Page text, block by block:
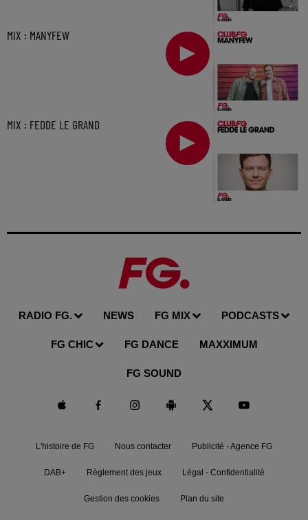
MIX : MANYFEW
MIX : FEDDE LE GRAND
RADIO FG. NEWS FG MIX PODCASTS
FG CHIC FG DANCE MAXXIMUM
FG SOUND
L'histoire de FG Nous contacter Publicité - Agence FG
DAB+ Règlement des jeux Légal - Confidentialité
Gestion des cookies Plan du site